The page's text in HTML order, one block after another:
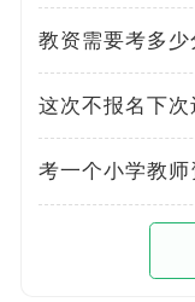
教资需要考多少
这次不报名下
考一个小学教